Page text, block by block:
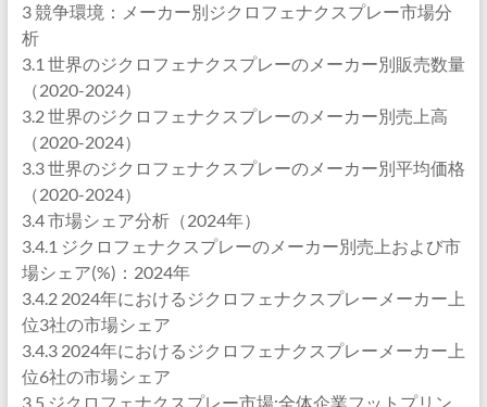
3 競争環境：メーカー別ジクロフェナクスプレー市場分
析
3.1 世界のジクロフェナクスプレーのメーカー別販売数量
（2020-2024）
3.2 世界のジクロフェナクスプレーのメーカー別売上高
（2020-2024）
3.3 世界のジクロフェナクスプレーのメーカー別平均価格
（2020-2024）
3.4 市場シェア分析（2024年）
3.4.1 ジクロフェナクスプレーのメーカー別売上および市
場シェア(%)：2024年
3.4.2 2024年におけるジクロフェナクスプレーメーカー上
位3社の市場シェア
3.4.3 2024年におけるジクロフェナクスプレーメーカー上
位6社の市場シェア
3.5 ジクロフェナクスプレー市場:全体企業フットプリン